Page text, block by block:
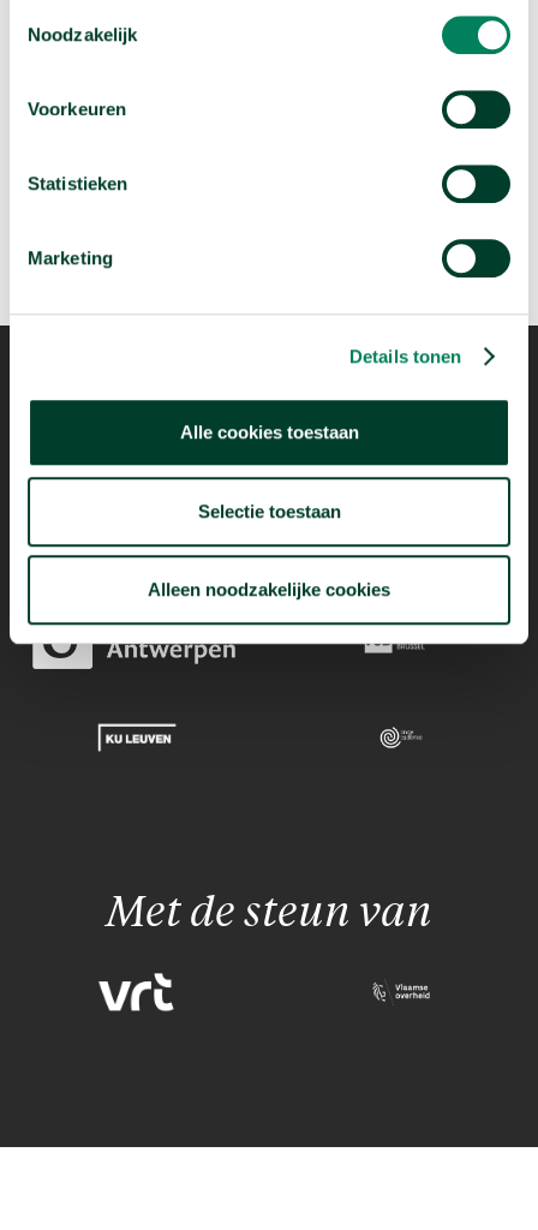
Noodzakelijk
Voorkeuren
Statistieken
Marketing
Details tonen
Alle cookies toestaan
Selectie toestaan
Alleen noodzakelijke cookies
Volgende podcast:
Mogelijk dankzij
Met de steun van